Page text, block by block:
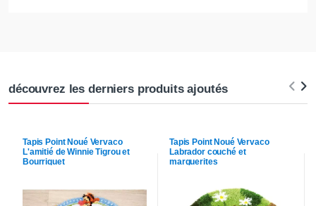
découvrez les derniers produits ajoutés
Tapis Point Noué Vervaco
L'amitié de Winnie Tigrou et
Bourriquet
Tapis Point Noué Vervaco
Labrador couché et
marguerites